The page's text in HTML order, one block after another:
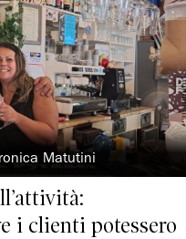
Matutini
i clienti potessero